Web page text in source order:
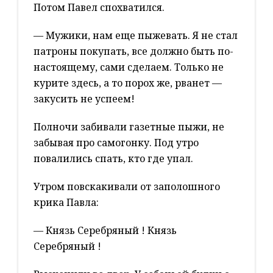
Потом Павел спохватился.
— Мужики, нам еще пыжевать. Я не стал
патроны покупать, все должно быть по-
настоящему, сами сделаем. Только не
курите здесь, а то порох же, рванет —
закусить не успеем!
Полночи забивали газетные пыжи, не
забывая про самогонку. Под утро
повалились спать, кто где упал.
Утром повскакивали от заполошного
крика Павла:
— Князь Серебряный ! Князь
Серебряный !